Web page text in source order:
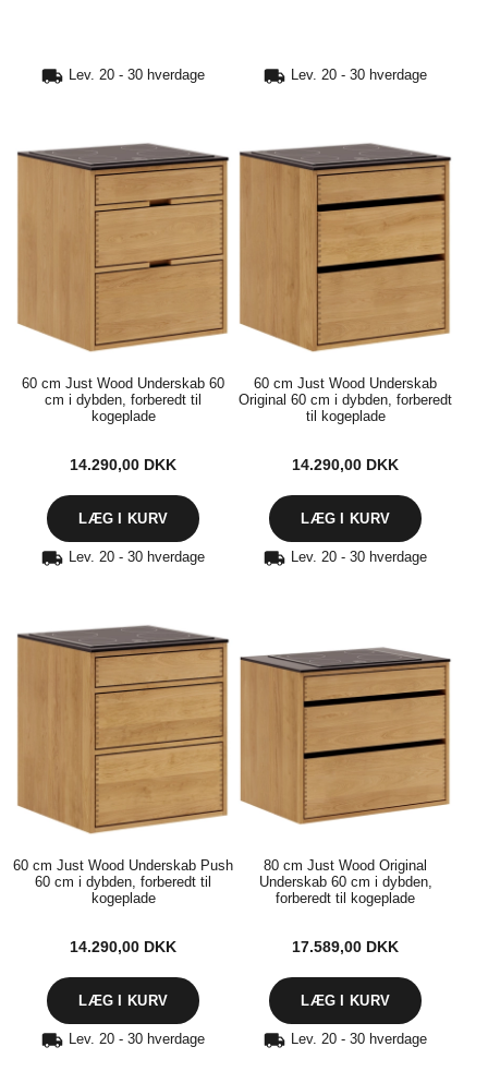
Lev. 20 - 30 hverdage
60 cm Just Wood Underskab 60
cm i dybden, forberedt til
kogeplade
14.290,00 DKK
Lev. 20 - 30 hverdage
60 cm Just Wood Underskab
Original 60 cm i dybden, forberedt
til kogeplade
14.290,00 DKK
Lev. 20 - 30 hverdage
60 cm Just Wood Underskab Push
60 cm i dybden, forberedt til
kogeplade
14.290,00 DKK
Lev. 20 - 30 hverdage
80 cm Just Wood Original
Underskab 60 cm i dybden,
forberedt til kogeplade
17.589,00 DKK
Lev. 20 - 30 hverdage Lev. 20 - 30 hverdage